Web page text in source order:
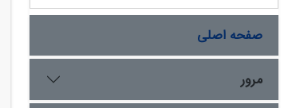
صفحه اصلی
مرور